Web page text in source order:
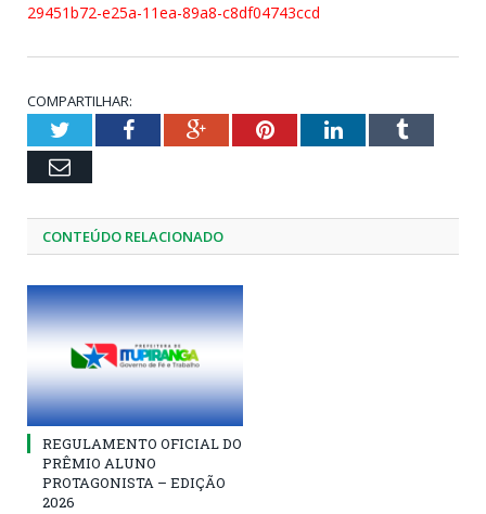
29451b72-e25a-11ea-89a8-c8df04743ccd
COMPARTILHAR:
TwitterFacebookGoogle+PinterestLinkedInTumblr
Email
CONTEÚDO RELACIONADO
REGULAMENTO OFICIAL DO
PRÊMIO ALUNO
PROTAGONISTA – EDIÇÃO
2026